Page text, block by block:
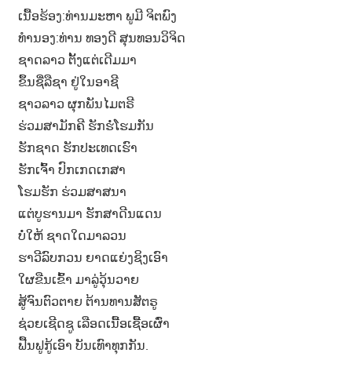
ເນື້ອຮ້ອງ:ທ່ານມະຫາ ພູມີ ຈິຕພົງ
ທຳນອງ:ທ່ານ ທອງດີ ສຸນທອນວິຈິດ
ຊາດລາວ ຕັ້ງແຕ່ເດີມມາ
ຂຶ້ນຊື່ລືຊາ ຢູ່ໃນອາຊີ
ຊາວລາວ ຜຸກພັນໄມຕຣີ
ຮ່ວມສາມັກຄີ ຮັກຮໍ່ໂຮມກັນ
ຮັກຊາດ ຮັກປະເທດເຮົາ
ຮັກເຈົ້າ ປົກເກດເກສາ
ໂຮມຮັກ ຮ່ວມສາສນາ
ແຕ່ບູຮານມາ ຮັກສາດີນແດນ
ບໍ່ໃຫ້ ຊາດໃດມາລວນ
ຮາວີລົບກວນ ຍາດແຍ່ງຊິງເອົາ
ໃຜຂືນເຂົ້າ ມາລູ່ວຸ້ນວາຍ
ສູ້ຈົນຕົວຕາຍ ຕ້ານທານສັຕຣູ
ຊ່ວຍເຊີດຊູ ເລືອດເນື້ອເຊື້ອເຜົ່າ
ຟື້ນຟູກູ້ເອົາ ບັນເທົາທຸກກັນ.